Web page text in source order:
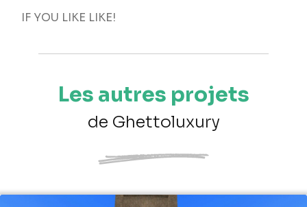
IF YOU LIKE LIKE!
Les autres projets
de Ghettoluxury